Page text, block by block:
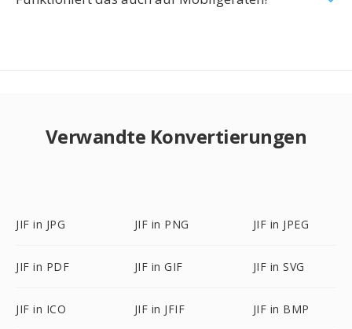
Verwandte Konvertierungen
JIF in JPG JIF in PNG JIF in JPEG
JIF in PDF JIF in GIF JIF in SVG
JIF in ICO JIF in JFIF JIF in BMP